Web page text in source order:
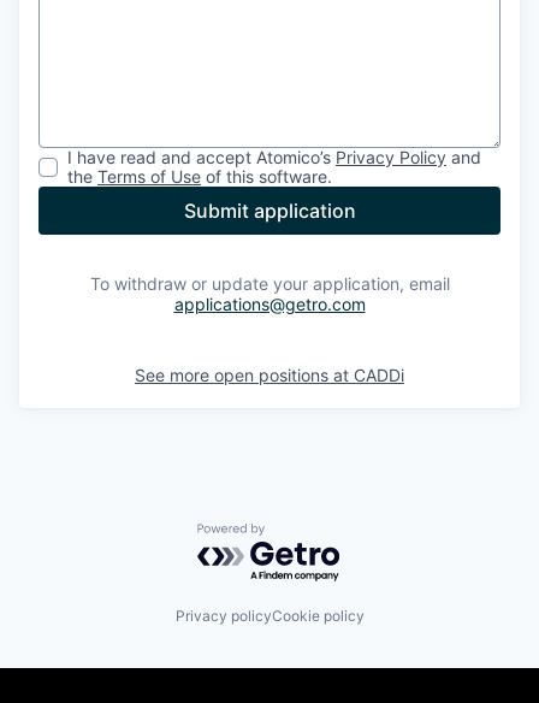
I have read and accept Atomico’s Privacy Policy and
the Terms of Use of this software.
Submit application
To withdraw or update your application, email
applications@getro.com
See more open positions at CADDi
Powered by Getro.com
Privacy policyCookie policy